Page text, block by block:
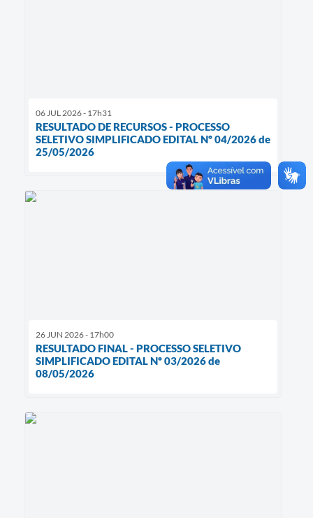
06 JUL 2026 - 17h31
RESULTADO DE RECURSOS - PROCESSO
SELETIVO SIMPLIFICADO EDITAL Nº 04/2026 de
25/05/2026
26 JUN 2026 - 17h00
RESULTADO FINAL - PROCESSO SELETIVO
SIMPLIFICADO EDITAL Nº 03/2026 de
08/05/2026